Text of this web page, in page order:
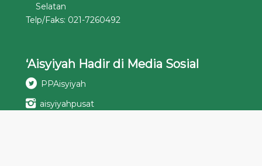
Selatan
Telp/Faks: 021-7260492
‘Aisyiyah Hadir di Media Sosial
PPAisyiyah
aisyiyahpusat